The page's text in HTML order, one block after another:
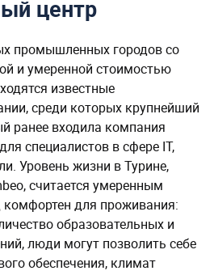
центр
промышленных городов со
и умеренной стоимостью
известные
среди которых крупнейший
ранее входила компания
специалистов в сфере IT,
Уровень жизни в Турине,
считается умеренным
комфортен для проживания:
образовательных и
люди могут позволить себе
обеспечения, климат